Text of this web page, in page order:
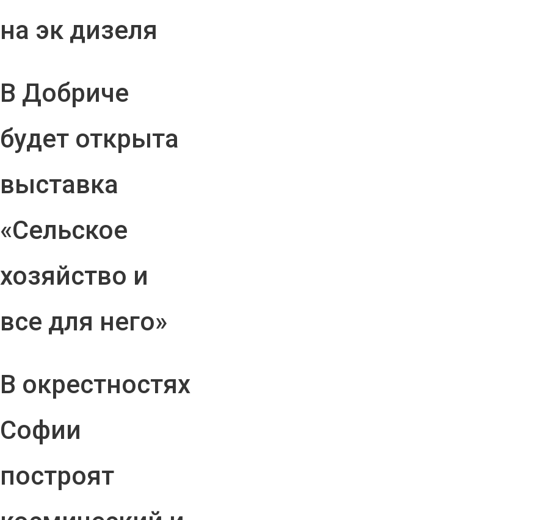
на эк дизеля
В Добриче
будет открыта
выставка
«Сельское
хозяйство и
все для него»
В окрестностях
Софии
построят